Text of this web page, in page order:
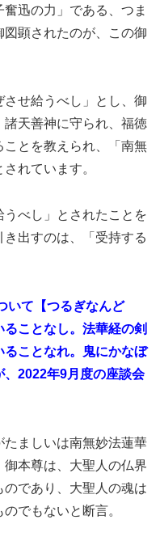
迅の力」である、つま
顕されたのが、この御
させ給うべし」とし、御
天善神に守られ、福徳
とを教えられ、「南無
れています。
うべし」とされたことを
出すのは、「受持する
いて【つるぎなんど
ことなし。法華経の剣
ことなれ。鬼にかなぼ
、2022年9月度の座談会
たましいは南無妙法蓮華
本尊は、大聖人の仏界
であり、大聖人の魂は
でもないと断言。